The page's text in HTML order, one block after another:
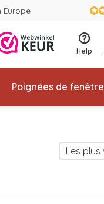
Europe
Help
Poignées de fenêtre